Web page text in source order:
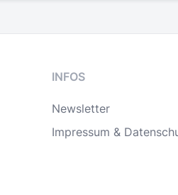
INFOS
Newsletter
Impressum &